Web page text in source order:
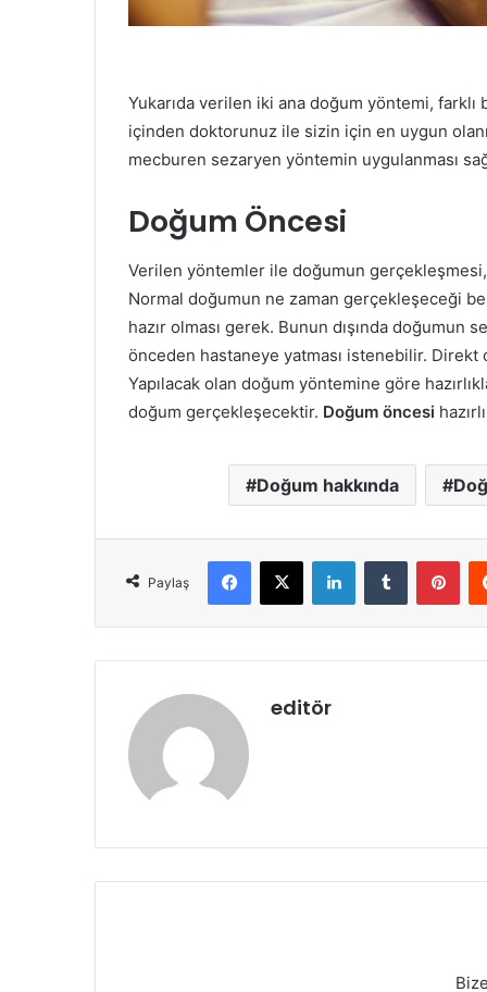
Yukarıda verilen iki ana doğum yöntemi,
içinden doktorunuz ile sizin için en uygun
mecburen sezaryen yöntemin uygulanması
Doğum Öncesi
Verilen yöntemler ile doğumun gerçekleşmesi,
Normal doğumun ne zaman gerçekleşeceği
hazır olması gerek. Bunun dışında doğumun
önceden hastaneye yatması istenebilir. Direkt
Yapılacak olan doğum yöntemine göre
doğum gerçekleşecektir. Doğum öncesi
Doğum hakkında
Paylaş
Facebook
X LinkedInTumblr
editör